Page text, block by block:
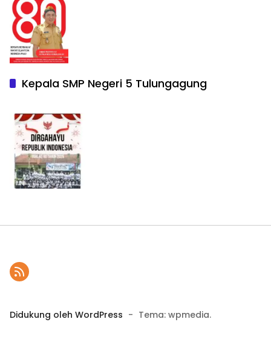
Kepala SMP Negeri 5 Tulungagung
Didukung oleh WordPress - Tema: wpmedia.